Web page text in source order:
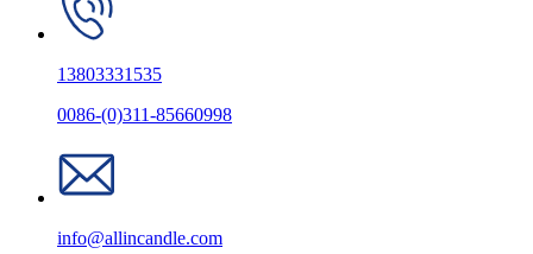
13803331535
0086-(0)311-85660998
info@allincandle.com